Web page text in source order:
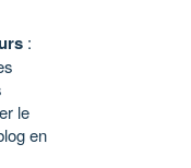
:
le
en